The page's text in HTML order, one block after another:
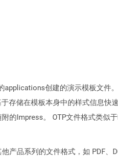
创建的演示模板文件
存储在模板本身中的样式信息快
的Impress。 OTP文件格式类似
品系列的文件格式，如 PDF、